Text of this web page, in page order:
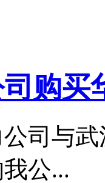
购买
司与
公...